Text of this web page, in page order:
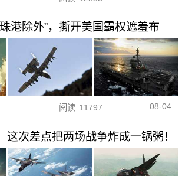
港除外”，撕开美国霸权遮羞布
阅读 11797 08-04
这次差点把两场战争炸成一锅粥！